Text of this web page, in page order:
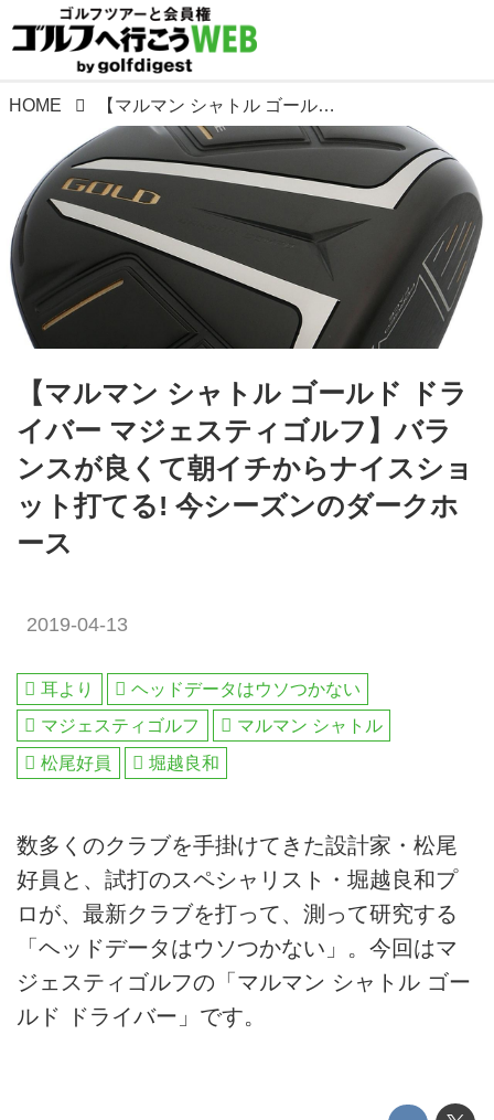
HOME 【マルマン シャトル ゴールド ドライバー マジェスティゴルフ】バランスが良くて朝イチからナイスショット打てる! 今シーズンのダークホース
【マルマン シャトル ゴールド ドラ
イバー マジェスティゴルフ】バラ
ンスが良くて朝イチからナイスショ
ット打てる! 今シーズンのダークホ
ース
2019-04-13
耳より
ヘッドデータはウソつかない
マジェスティゴルフ
マルマン シャトル
松尾好員
堀越良和
数多くのクラブを手掛けてきた設計家・松尾
好員と、試打のスペシャリスト・堀越良和プ
ロが、最新クラブを打って、測って研究する
「ヘッドデータはウソつかない」。今回はマ
ジェスティゴルフの「マルマン シャトル ゴー
ルド ドライバー」です。